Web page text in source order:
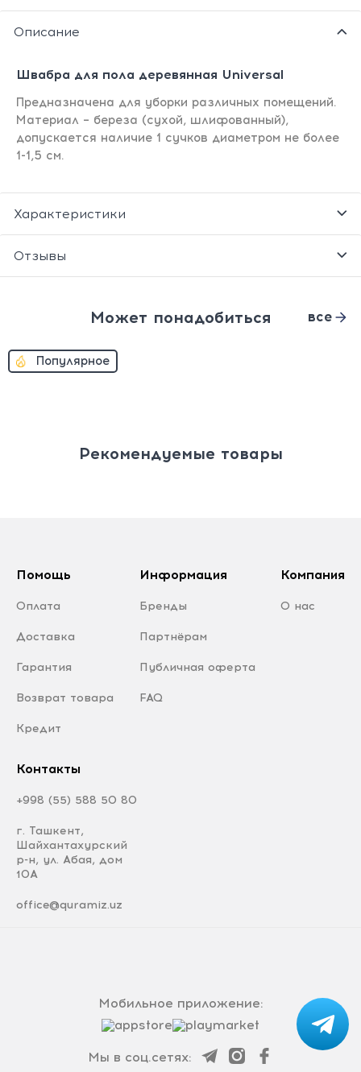
Описание
Швабра для пола деревянная Universal
Предназначена для уборки различных помещений.
Материал – береза (сухой, шлифованный),
допускается наличие 1 сучков диаметром не более
1-1,5 см.
Характеристики
Отзывы
Может понадобиться все
Популярное
Рекомендуемые товары
Помощь
Оплата
Доставка
Гарантия
Возврат товара
Кредит
Информация
Бренды
Партнёрам
Публичная оферта
FAQ
Компания
О нас
Контакты
+998 (55) 588 50 80
г. Ташкент,
Шайхантахурский
р-н, ул. Абая, дом
10А
office@quramiz.uz
Мобильное приложение:
Мы в соц.сетях: